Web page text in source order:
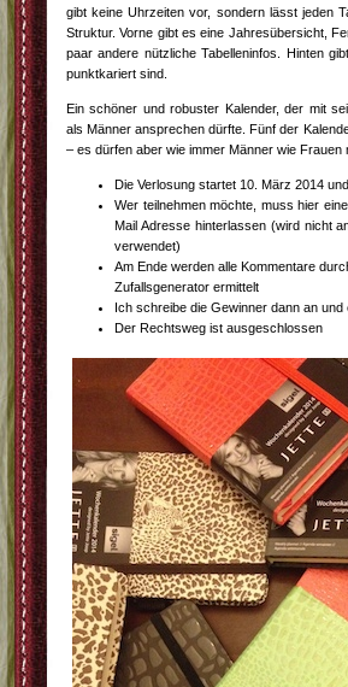
gibt keine Uhrzeiten vor, sondern lässt jeden
Struktur. Vorne gibt es eine Jahresübersicht,
paar andere nützliche Tabelleninfos. Hinten
punktkariert sind.
Ein schöner und robuster Kalender, der mit
als Männer ansprechen dürfte. Fünf der
– es dürfen aber wie immer Männer wie Frauen
Die Verlosung startet 10. März 2014
Wer teilnehmen möchte, muss hier
Mail Adresse hinterlassen (wird nicht
verwendet)
Am Ende werden alle Kommentare
Zufallsgenerator ermittelt
Ich schreibe die Gewinner dann an
Der Rechtsweg ist ausgeschlossen